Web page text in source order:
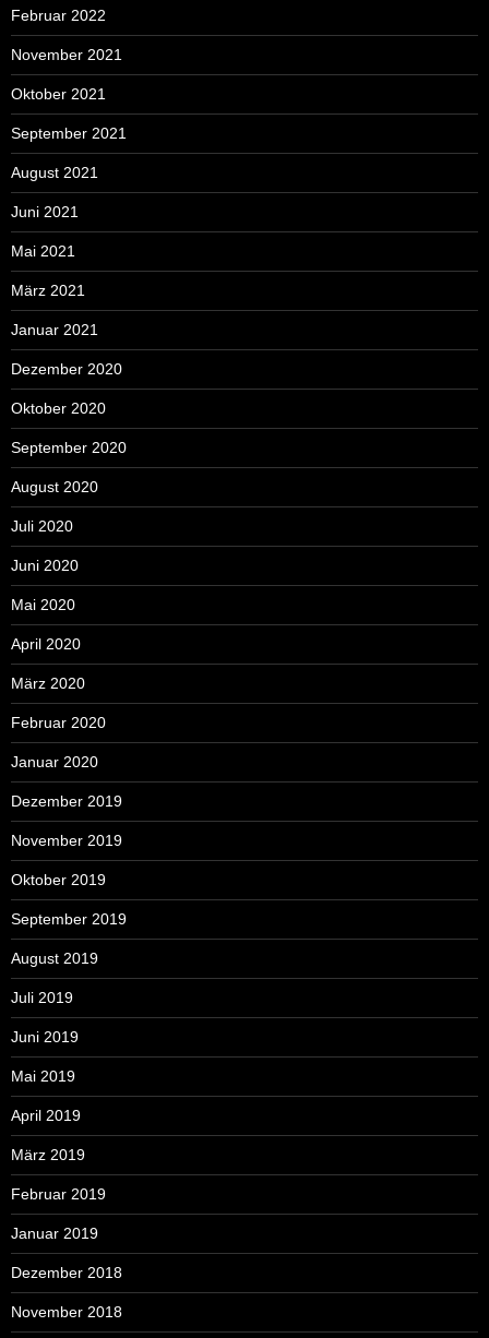
Februar 2022
November 2021
Oktober 2021
September 2021
August 2021
Juni 2021
Mai 2021
März 2021
Januar 2021
Dezember 2020
Oktober 2020
September 2020
August 2020
Juli 2020
Juni 2020
Mai 2020
April 2020
März 2020
Februar 2020
Januar 2020
Dezember 2019
November 2019
Oktober 2019
September 2019
August 2019
Juli 2019
Juni 2019
Mai 2019
April 2019
März 2019
Februar 2019
Januar 2019
Dezember 2018
November 2018